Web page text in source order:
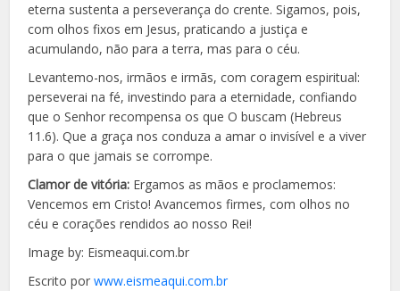
eterna sustenta a perseverança do crente. Sigamos, pois,
com olhos fixos em Jesus, praticando a justiça e
acumulando, não para a terra, mas para o céu.
Levantemo-nos, irmãos e irmãs, com coragem espiritual:
perseverai na fé, investindo para a eternidade, confiando
que o Senhor recompensa os que O buscam (Hebreus
11.6). Que a graça nos conduza a amar o invisível e a viver
para o que jamais se corrompe.
Clamor de vitória: Ergamos as mãos e proclamemos:
Vencemos em Cristo! Avancemos firmes, com olhos no
céu e corações rendidos ao nosso Rei!
Image by: Eismeaqui.com.br
Escrito porwww.eismeaqui.com.br